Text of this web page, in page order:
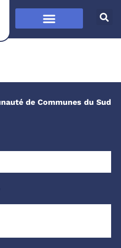
de Communes du Sud